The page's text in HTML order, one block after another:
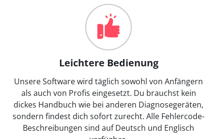
Leichtere Bedienung
Unsere Software wird täglich sowohl von Anfängern
als auch von Profis eingesetzt. Du brauchst kein
dickes Handbuch wie bei anderen Diagnosegeräten,
sondern findest dich sofort zurecht. Alle Fehlercode-
Beschreibungen sind auf Deutsch und Englisch